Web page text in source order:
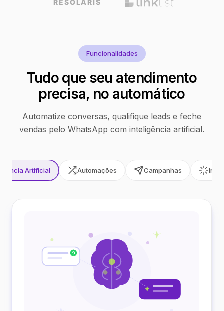
Funcionalidades
Tudo que seu atendimento
precisa, no automático
Automatize conversas, qualifique leads e feche
vendas pelo WhatsApp com inteligência artificial.
Artificial Automações Campanhas